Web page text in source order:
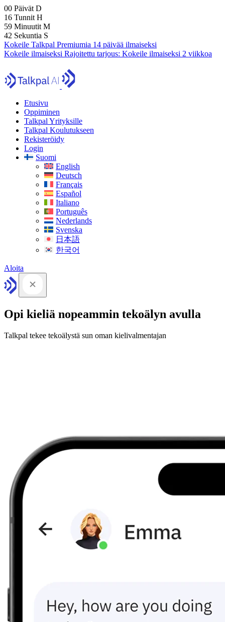
00 Päivät D
16 Tunnit H
59 Minuutit M
40 Sekuntia S
Kokeile Talkpal Premiumia 14 päivää ilmaiseksi
Kokeile ilmaiseksi Rajoitettu tarjous: Kokeile ilmaiseksi 2 viikkoa
Etusivu
Oppiminen
Talkpal Yrityksille
Talkpal Koulutukseen
Rekisteröidy
Login
Suomi
English
Deutsch
Français
Español
Italiano
Português
Nederlands
Svenska
日本語
한국어
Aloita
Opi kieliä nopeammin tekoälyn avulla
Talkpal tekee tekoälystä sun oman kielivalmentajan